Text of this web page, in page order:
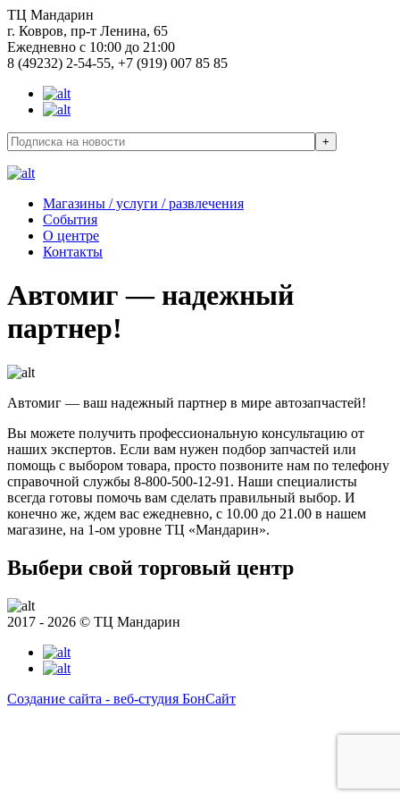
ТЦ Мандарин
г. Ковров, пр-т Ленина, 65
Ежедневно с 10:00 до 21:00
8 (49232) 2-54-55, +7 (919) 007 85 85
Магазины / услуги / развлечения
События
О центре
Контакты
Автомиг — надежный
партнер!
Автомиг — ваш надежный партнер в мире автозапчастей!
Вы можете получить профессиональную консультацию от
наших экспертов. Если вам нужен подбор запчастей или
помощь с выбором товара, просто позвоните нам по телефону
справочной службы 8-800-500-12-91. Наши специалисты
всегда готовы помочь вам сделать правильный выбор. И
конечно же, ждем вас ежедневно, с 10.00 до 21.00 в нашем
магазине, на 1-ом уровне ТЦ «Мандарин».
Выбери свой торговый центр
2017 - 2026 © ТЦ Мандарин
Создание сайта - веб-студия БонСайт